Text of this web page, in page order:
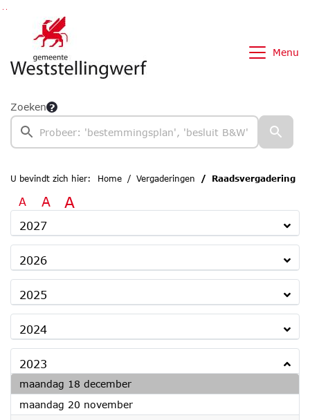
Ga naar de inhoud van deze pagina
Ga naar het zoeken
Ga naar het menu
Menu
Zoeken
U bevindt zich hier: Home Vergaderingen Raadsvergadering
A A A
2027
2026
2025
2024
2023
maandag 18 december2023
maandag 20 november2023